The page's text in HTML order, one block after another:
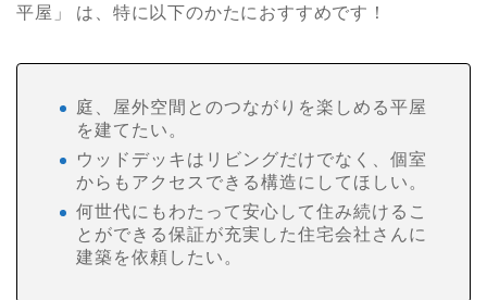
平屋」 は、特に以下のかたにおすすめです！
庭、屋外空間とのつながりを楽しめる平屋
を建てたい。
ウッドデッキはリビングだけでなく、個室
からもアクセスできる構造にしてほしい。
何世代にもわたって安心して住み続けるこ
とができる保証が充実した住宅会社さんに
建築を依頼したい。